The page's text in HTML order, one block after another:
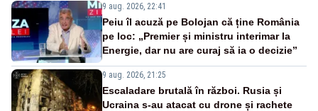
9 aug. 2026, 22:41
Peiu îl acuză pe Bolojan că ține România
pe loc: „Premier și ministru interimar la
Energie, dar nu are curaj să ia o decizie”
9 aug. 2026, 21:25
Escaladare brutală în război. Rusia și
Ucraina s-au atacat cu drone și rachete